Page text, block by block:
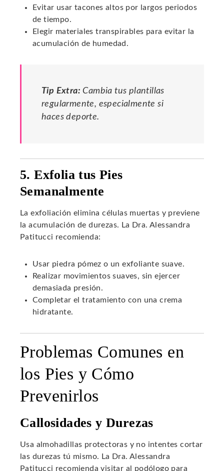
Evitar usar tacones altos por largos periodos
de tiempo.
Elegir materiales transpirables para evitar la
acumulación de humedad.
Tip Extra: Cambia tus plantillas
regularmente, especialmente si
haces deporte.
5. Exfolia tus Pies
Semanalmente
La exfoliación elimina células muertas y previene
la acumulación de durezas. La Dra. Alessandra
Patitucci recomienda:
Usar piedra pómez o un exfoliante suave.
Realizar movimientos suaves, sin ejercer
demasiada presión.
Completar el tratamiento con una crema
hidratante.
Problemas Comunes en
los Pies y Cómo
Prevenirlos
Callosidades y Durezas
Usa almohadillas protectoras y no intentes cortar
las durezas tú mismo. La Dra. Alessandra
Patitucci recomienda visitar al podólogo para